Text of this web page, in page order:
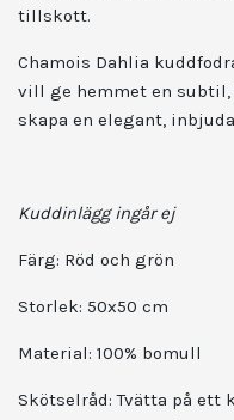
tillskott.
Chamois Dahlia
vill ge hemmet en
skapa en elegant,
Kuddinlägg ingår ej
Färg: Röd och grön
Storlek: 50x50 cm
Material: 100% bomull
Skötselråd: Tvätta på ett